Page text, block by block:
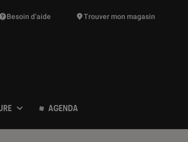
de produits vont vous être proposées
Besoin d’aide Trouver mon magasin
AGENDA